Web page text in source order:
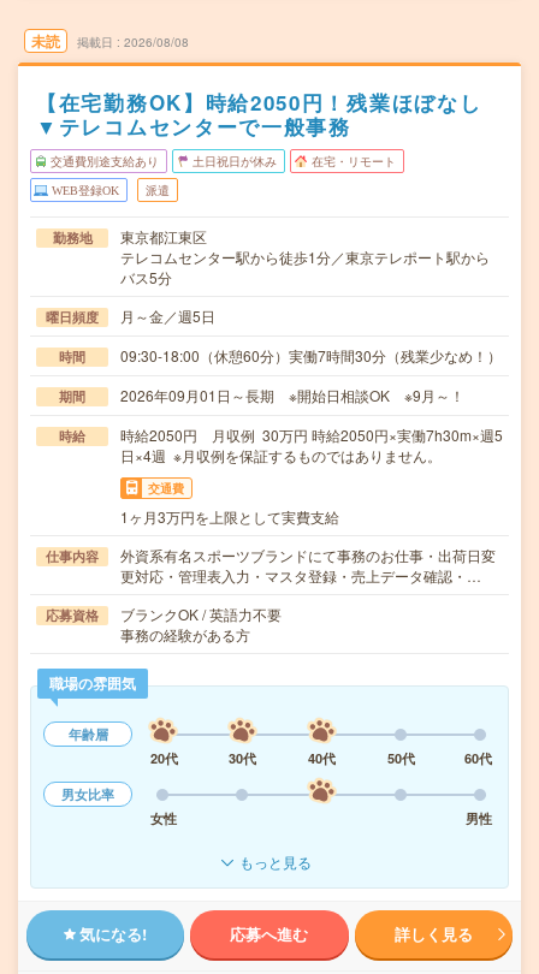
未読 掲載日 2026/08/08
【在宅勤務OK】時給2050円！残業ほぼなし
▼テレコムセンターで一般事務
交通費別途支給あり 土日祝日が休み 在宅・リモート
WEB登録OK 派遣
勤務地
東京都江東区
テレコムセンター駅から徒歩1分／東京テレポート駅から
バス5分
曜日頻度 月～金／週5日
時間 09:30-18:00（休憩60分）実働7時間30分（残業少なめ！）
期間 2026年09月01日～長期 ※開始日相談OK ※9月～！
時給
時給2050円 月収例 30万円 時給2050円×実働7h30m×週5
日×4週 ※月収例を保証するものではありません。
交通費
1ヶ月3万円を上限として実費支給
仕事内容
外資系有名スポーツブランドにて事務のお仕事・出荷日変
更対応・管理表入力・マスタ登録・売上データ確認・…
応募資格
ブランクOK / 英語力不要
事務の経験がある方
職場の雰囲気
年齢層
20代
30代 40代 50代
60代
男女比率
女性
男性
もっと見る
気になる! 応募へ進む 詳しく見る